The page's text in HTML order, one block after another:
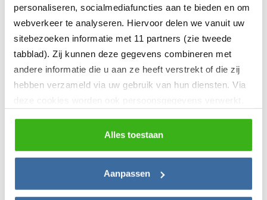
personaliseren, socialmediafuncties aan te bieden en om
webverkeer te analyseren. Hiervoor delen we vanuit uw
sitebezoeken informatie met 11 partners (zie tweede
tabblad). Zij kunnen deze gegevens combineren met
andere informatie die u aan ze heeft verstrekt of die zij
hebben verzameld via uw gebruik van hun diensten. Via
locatiegegevens, voorkeuren en surfgedrag. U kunt
privacybeleid.
Alles toestaan
Aanpassen
Vakkundige installatie
Persoonlijk advies
Volt Time One
Besturing via app
Vaste kabel
Solar laden